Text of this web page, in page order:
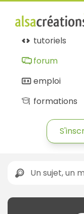
tutoriels
forum
emploi
formations